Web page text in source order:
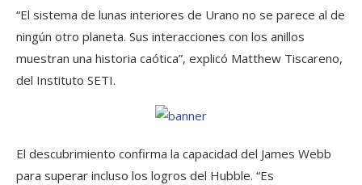
“El sistema de lunas interiores de Urano no se parece al de
ningún otro planeta. Sus interacciones con los anillos
muestran una historia caótica”, explicó Matthew Tiscareno,
del Instituto SETI.
El descubrimiento confirma la capacidad del James Webb
para superar incluso los logros del Hubble. “Es